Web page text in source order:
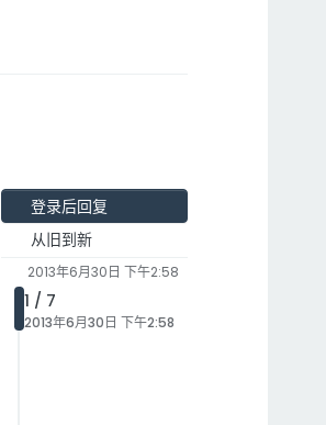
登录后回复
从旧到新
2013年6月30日 下午2:58
1 / 7
2013年6月30日 下午2:58